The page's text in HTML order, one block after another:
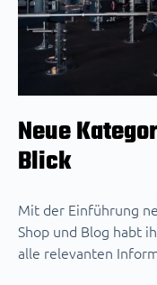
Neue
Blick
Mit der Einführung
Shop und Blog habt
alle relevanten